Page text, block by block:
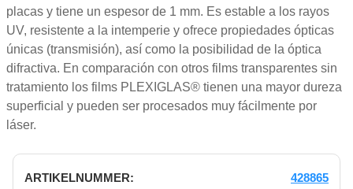
placas y tiene un espesor de 1 mm. Es estable a los rayos
UV, resistente a la intemperie y ofrece propiedades ópticas
únicas (transmisión), así como la posibilidad de la óptica
difractiva. En comparación con otros films transparentes sin
tratamiento los films PLEXIGLAS® tienen una mayor dureza
superficial y pueden ser procesados muy fácilmente por
láser.
428865